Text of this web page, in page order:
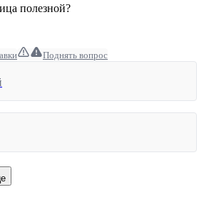
полезной?
Поднять вопрос